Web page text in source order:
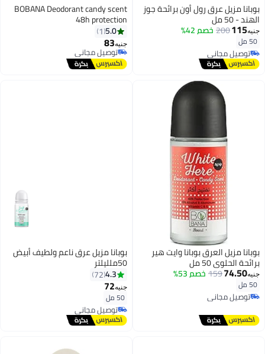
بوبانا مزيل عرق رول أون برائحة جوز
الهند - 50 مل
جنيه115
200خصم 42%
50 مل
توصيل مجاني
توصيل مجاني
BOBANA Deodorant candy scent
48h protection
5.0
1
جنيه83
توصيل مجاني
توصيل مجاني
بوبانا مزيل العرق بوبانا وايت هير
برائحة الحلوى 50 مل
جنيه74.50
159 خصم 53%
50 مل
توصيل مجاني
توصيل مجاني
بوبانا مزيل عرق ناعم ولطيف أبيض
50ملليلتر
4.3
72
جنيه72
50 مل
توصيل مجاني
توصيل مجاني